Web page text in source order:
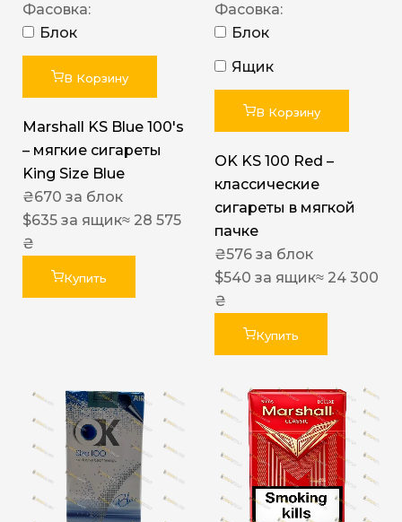
Фасовка:
Блок
В Корзину
Marshall KS Blue 100's
– мягкие сигареты
King Size Blue
₴670 за блок
$635 за ящик≈ 28 575
₴
Купить
Фасовка:
Блок
Ящик
В Корзину
OK KS 100 Red –
классические
сигареты в мягкой
пачке
₴576 за блок
$540 за ящик≈ 24 300
₴
Купить